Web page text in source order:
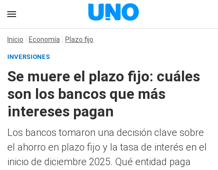
Inicio Economía Plazo fijo
INVERSIONES
Se muere el plazo fijo: cuáles
son los bancos que más
intereses pagan
Los bancos tomaron una decisión clave sobre
el ahorro en plazo fijo y la tasa de interés en el
inicio de diciembre 2025. Qué entidad paga